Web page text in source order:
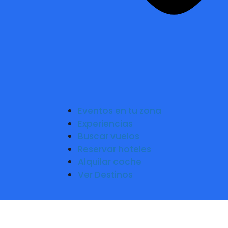
Eventos en tu zona
Experiencias
Buscar vuelos
Reservar hoteles
Alquilar coche
Ver Destinos